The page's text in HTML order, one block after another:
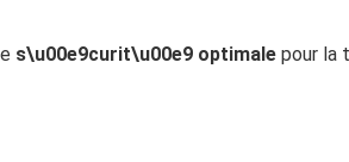
s\u00e9curit\u00e9 optimale pour la